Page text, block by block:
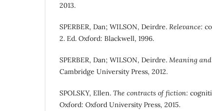
2013.
SPERBER, Dan; WILSON, Deirdre. Relevance:
2. Ed. Oxford: Blackwell, 1996.
SPERBER, Dan; WILSON, Deirdre. Meaning
Cambridge University Press, 2012.
SPOLSKY, Ellen. The contracts of fiction:
Oxford: Oxford University Press, 2015.